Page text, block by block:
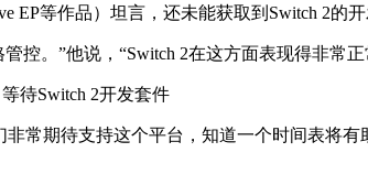
EP等作品）坦言，还未能获取到Switch 2的开
。”他说，“Switch 2在这方面表现得非常
常期待支持这个平台，知道一个时间表将有